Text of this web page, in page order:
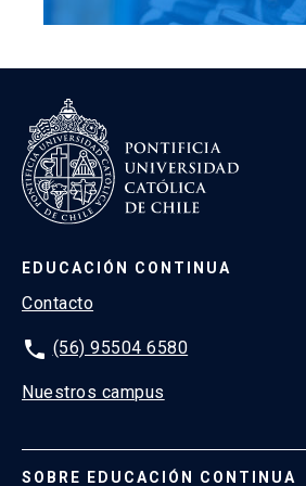
EDUCACIÓN CONTINUA
Contacto
phone (56) 95504 6580
Nuestros campus
SOBRE EDUCACIÓN CONTINUA